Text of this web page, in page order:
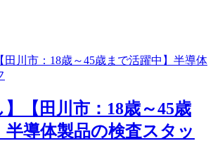
【田川市：18歳～45歳
半導体製品の検査スタッ